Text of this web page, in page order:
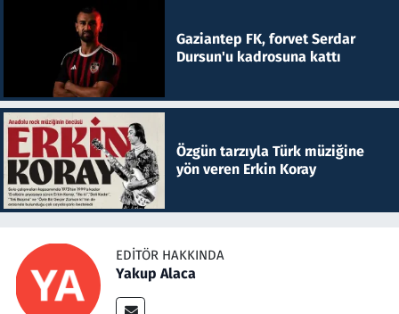
Gaziantep FK, forvet Serdar
Dursun'u kadrosuna kattı
Özgün tarzıyla Türk müziğine
yön veren Erkin Koray
EDITÖR HAKKINDA
Yakup Alaca